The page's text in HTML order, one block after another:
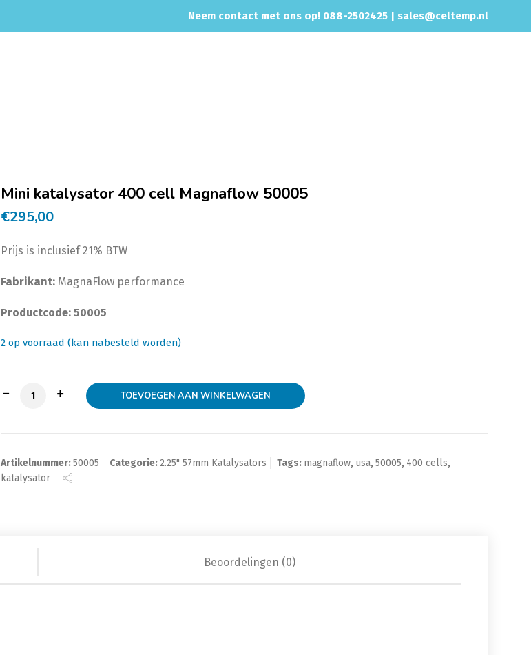
Neem contact met ons op! 088-2502425 | sales@celtemp.nl
Mini katalysator 400 cell Magnaflow 50005
€295,00
Prijs is inclusief 21% BTW
Fabrikant: MagnaFlow performance
Productcode: 50005
2 op voorraad (kan nabesteld worden)
Mini katalysator 400 cell Magnaflow 50005 aantal
TOEVOEGEN AAN WINKELWAGEN
Artikelnummer:50005 Categorie:2.25" 57mm Katalysators Tags: magnaflow, usa,50005, 400 cells,
katalysator
Beoordelingen (0)